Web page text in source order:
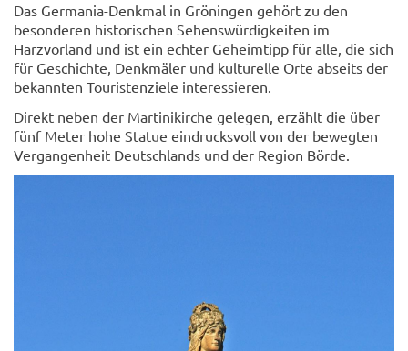
Das Germania-Denkmal in Gröningen gehört zu den
besonderen historischen Sehenswürdigkeiten im
Harzvorland und ist ein echter Geheimtipp für alle, die sich
für Geschichte, Denkmäler und kulturelle Orte abseits der
bekannten Touristenziele interessieren.
Direkt neben der Martinikirche gelegen, erzählt die über
fünf Meter hohe Statue eindrucksvoll von der bewegten
Vergangenheit Deutschlands und der Region Börde.